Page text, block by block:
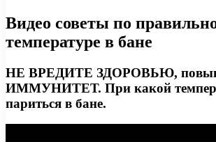
Видео советы по
температуре в бане
НЕ ВРЕДИТЕ ЗДОРОВЬЮ,
ИММУНИТЕТ. При какой
париться в бане.